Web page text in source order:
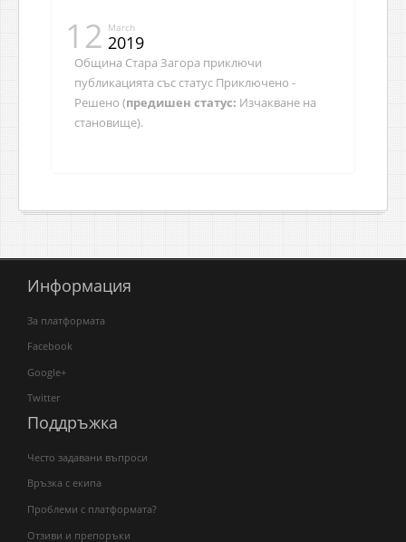
12 March
2019
Община Стара Загора приключи
публикацията със статус Приключено -
Решено (предишен статус: Изчакване на
становище).
Информация
За платформата
Facebook
Google+
Twitter
Поддръжка
Често задавани въпроси
Връзка с екипа
Проблеми с платформата?
Отзиви и препоръки